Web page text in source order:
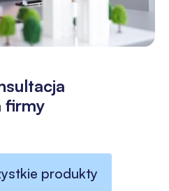
firmy
produkty